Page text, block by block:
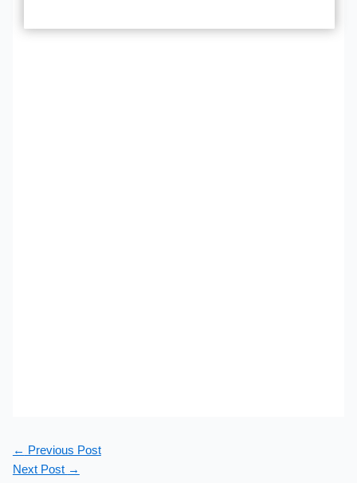
← Previous Post
Next Post →